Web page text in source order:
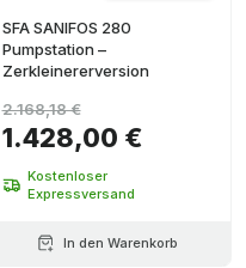
SFA SANIFOS 280
Pumpstation –
Zerkleinererversion
1.428,00 €
2.168,18 €
Kostenloser
Expressversand
In den Warenkorb